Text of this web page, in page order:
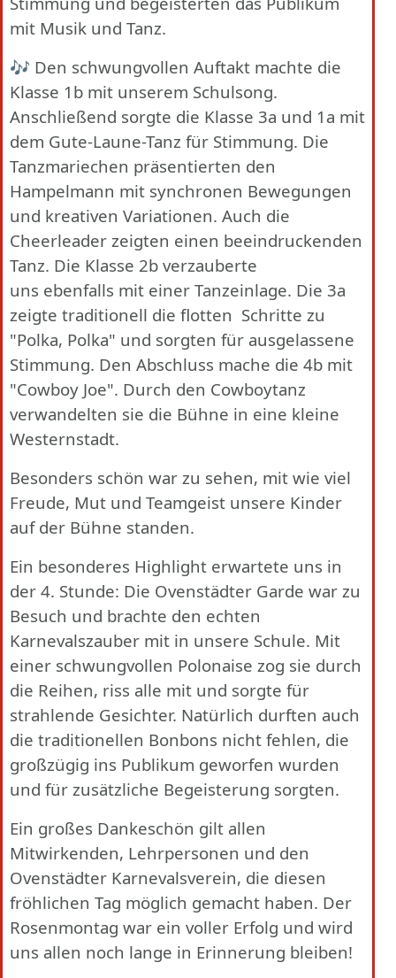
mit Musik und Tanz.
🎶 Den schwungvollen Auftakt machte die
Klasse 1b mit unserem Schulsong.
Anschließend sorgte die Klasse 3a und 1a mit
dem Gute-Laune-Tanz für Stimmung. Die
Tanzmariechen präsentierten den
Hampelmann mit synchronen Bewegungen
und kreativen Variationen. Auch die
Cheerleader zeigten einen beeindruckenden
Tanz. Die Klasse 2b verzauberte
uns ebenfalls mit einer Tanzeinlage. Die 3a
zeigte traditionell die flotten Schritte zu
"Polka, Polka" und sorgten für ausgelassene
Stimmung. Den Abschluss mache die 4b mit
"Cowboy Joe". Durch den Cowboytanz
verwandelten sie die Bühne in eine kleine
Westernstadt.
Besonders schön war zu sehen, mit wie viel
Freude, Mut und Teamgeist unsere Kinder
auf der Bühne standen.
Ein besonderes Highlight erwartete uns in
der 4. Stunde: Die Ovenstädter Garde war zu
Besuch und brachte den echten
Karnevalszauber mit in unsere Schule. Mit
einer schwungvollen Polonaise zog sie durch
die Reihen, riss alle mit und sorgte für
strahlende Gesichter. Natürlich durften auch
die traditionellen Bonbons nicht fehlen, die
großzügig ins Publikum geworfen wurden
und für zusätzliche Begeisterung sorgten.
Ein großes Dankeschön gilt allen
Mitwirkenden, Lehrpersonen und den
Ovenstädter Karnevalsverein, die diesen
fröhlichen Tag möglich gemacht haben. Der
Rosenmontag war ein voller Erfolg und wird
uns allen noch lange in Erinnerung bleiben!